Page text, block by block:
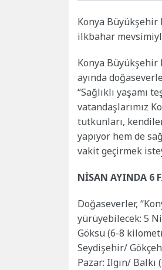
Konya Büyükşehir
ilkbahar
Konya
ayında
“Sağlıklı yaşamı
vatandaşlarımız
tutkunları,
yapıyor hem de
vakit geçirmek
NİSAN AYINDA 6
Doğaseverler,
yürüyebilecek: 5
Göksu (6-8
Seydişehir/
Pazar: Ilgın/ Balkı